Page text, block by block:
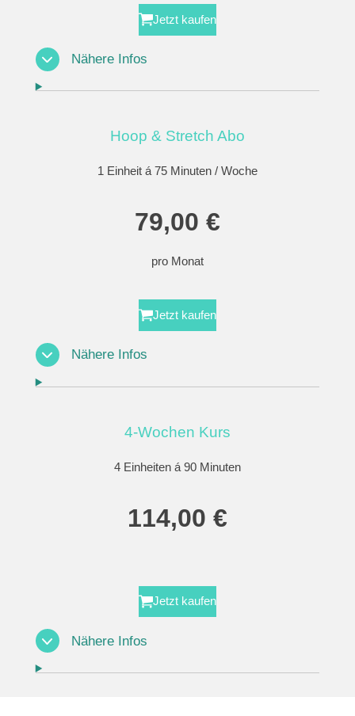
Jetzt kaufen
Nähere Infos
Hoop & Stretch Abo
1 Einheit á 75 Minuten / Woche
79,00 €
pro Monat
Jetzt kaufen
Nähere Infos
4-Wochen Kurs
4 Einheiten á 90 Minuten
114,00 €
Jetzt kaufen
Nähere Infos